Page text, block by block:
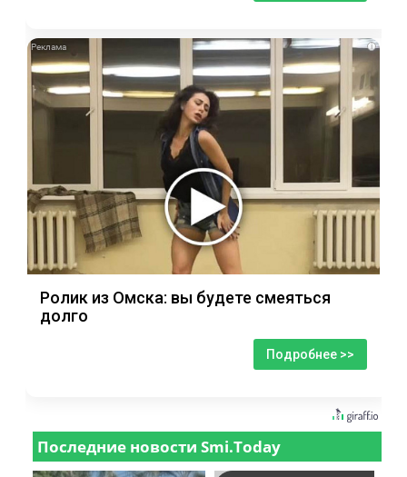
i
Ролик из Омска: вы будете смеяться
долго
Подробнее >>